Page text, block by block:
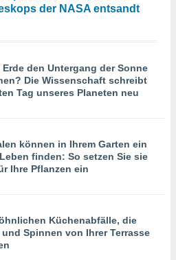
der NASA entsandt
Erde den Untergang der Sonne
Die Wissenschaft schreibt
Tag unseres Planeten neu
können in Ihrem Garten ein
finden: So setzen Sie sie
Ihre Pflanzen ein
Küchenabfälle, die
und Spinnen von Ihrer Terrasse